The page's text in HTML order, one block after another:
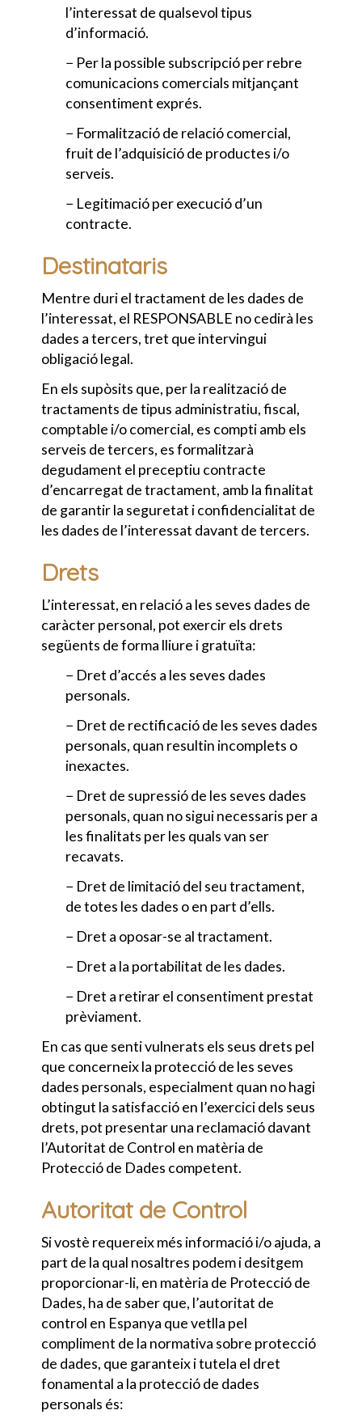
l’interessat de qualsevol tipus
d’informació.
− Per la possible subscripció per rebre
comunicacions comercials mitjançant
consentiment exprés.
− Formalització de relació comercial,
fruit de l’adquisició de productes i/o
serveis.
− Legitimació per execució d’un
contracte.
Destinataris
Mentre duri el tractament de les dades de
l’interessat, el RESPONSABLE no cedirà les
dades a tercers, tret que intervingui
obligació legal.
En els supòsits que, per la realització de
tractaments de tipus administratiu, fiscal,
comptable i/o comercial, es compti amb els
serveis de tercers, es formalitzarà
degudament el preceptiu contracte
d’encarregat de tractament, amb la finalitat
de garantir la seguretat i confidencialitat de
les dades de l’interessat davant de tercers.
Drets
L’interessat, en relació a les seves dades de
caràcter personal, pot exercir els drets
següents de forma lliure i gratuïta:
− Dret d’accés a les seves dades
personals.
− Dret de rectificació de les seves dades
personals, quan resultin incomplets o
inexactes.
− Dret de supressió de les seves dades
personals, quan no sigui necessaris per a
les finalitats per les quals van ser
recavats.
− Dret de limitació del seu tractament,
de totes les dades o en part d’ells.
− Dret a oposar-se al tractament.
− Dret a la portabilitat de les dades.
− Dret a retirar el consentiment prestat
prèviament.
En cas que senti vulnerats els seus drets pel
que concerneix la protecció de les seves
dades personals, especialment quan no hagi
obtingut la satisfacció en l’exercici dels seus
drets, pot presentar una reclamació davant
l’Autoritat de Control en matèria de
Protecció de Dades competent.
Autoritat de Control
Si vostè requereix més informació i/o ajuda, a
part de la qual nosaltres podem i desitgem
proporcionar-li, en matèria de Protecció de
Dades, ha de saber que, l’autoritat de
control en Espanya que vetlla pel
compliment de la normativa sobre protecció
de dades, que garanteix i tutela el dret
fonamental a la protecció de dades
personals és: